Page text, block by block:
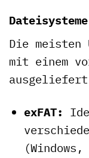
Dateisysteme
Die meisten
mit einem
exFAT: